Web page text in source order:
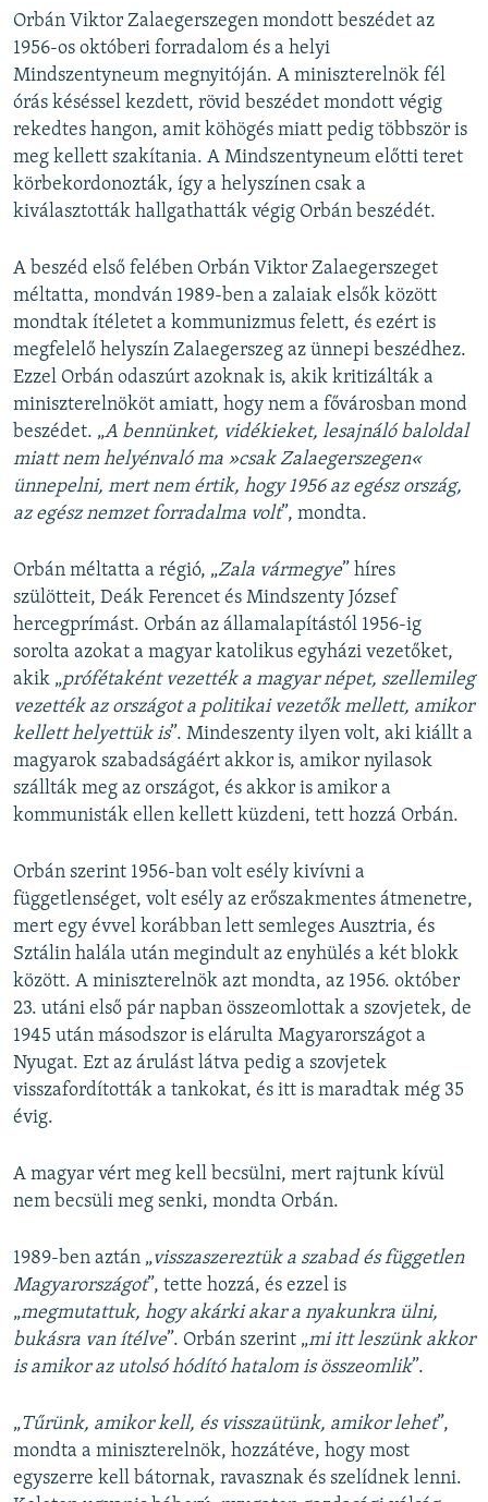
Orbán Viktor Zalaegerszegen mondott beszédet az
1956-os októberi forradalom és a helyi
Mindszentyneum megnyitóján. A miniszterelnök fél
órás késéssel kezdett, rövid beszédet mondott végig
rekedtes hangon, amit köhögés miatt pedig többször is
meg kellett szakítania. A Mindszentyneum előtti teret
körbekordonozták, így a helyszínen csak a
kiválasztották hallgathatták végig Orbán beszédét.
A beszéd első felében Orbán Viktor Zalaegerszeget
méltatta, mondván 1989-ben a zalaiak elsők között
mondtak ítéletet a kommunizmus felett, és ezért is
megfelelő helyszín Zalaegerszeg az ünnepi beszédhez.
Ezzel Orbán odaszúrt azoknak is, akik kritizálták a
miniszterelnököt amiatt, hogy nem a fővárosban mond
beszédet. „A bennünket, vidékieket, lesajnáló baloldal
miatt nem helyénvaló ma »csak Zalaegerszegen«
ünnepelni, mert nem értik, hogy 1956 az egész ország,
az egész nemzet forradalma volt”, mondta.
Orbán méltatta a régió, „Zala vármegye” híres
szülötteit, Deák Ferencet és Mindszenty József
hercegprímást. Orbán az államalapítástól 1956-ig
sorolta azokat a magyar katolikus egyházi vezetőket,
akik „prófétaként vezették a magyar népet, szellemileg
vezették az országot a politikai vezetők mellett, amikor
kellett helyettük is”. Mindeszenty ilyen volt, aki kiállt a
magyarok szabadságáért akkor is, amikor nyilasok
szállták meg az országot, és akkor is amikor a
kommunisták ellen kellett küzdeni, tett hozzá Orbán.
Orbán szerint 1956-ban volt esély kivívni a
függetlenséget, volt esély az erőszakmentes átmenetre,
mert egy évvel korábban lett semleges Ausztria, és
Sztálin halála után megindult az enyhülés a két blokk
között. A miniszterelnök azt mondta, az 1956. október
23. utáni első pár napban összeomlottak a szovjetek, de
1945 után másodszor is elárulta Magyarországot a
Nyugat. Ezt az árulást látva pedig a szovjetek
visszafordították a tankokat, és itt is maradtak még 35
évig.
A magyar vért meg kell becsülni, mert rajtunk kívül
nem becsüli meg senki, mondta Orbán.
1989-ben aztán „visszaszereztük a szabad és független
Magyarországot”, tette hozzá, és ezzel is
„megmutattuk, hogy akárki akar a nyakunkra ülni,
bukásra van ítélve”. Orbán szerint „mi itt leszünk akkor
is amikor az utolsó hódító hatalom is összeomlik”.
„Tűrünk, amikor kell, és visszaütünk, amikor lehet”,
mondta a miniszterelnök, hozzátéve, hogy most
egyszerre kell bátornak, ravasznak és szelídnek lenni.